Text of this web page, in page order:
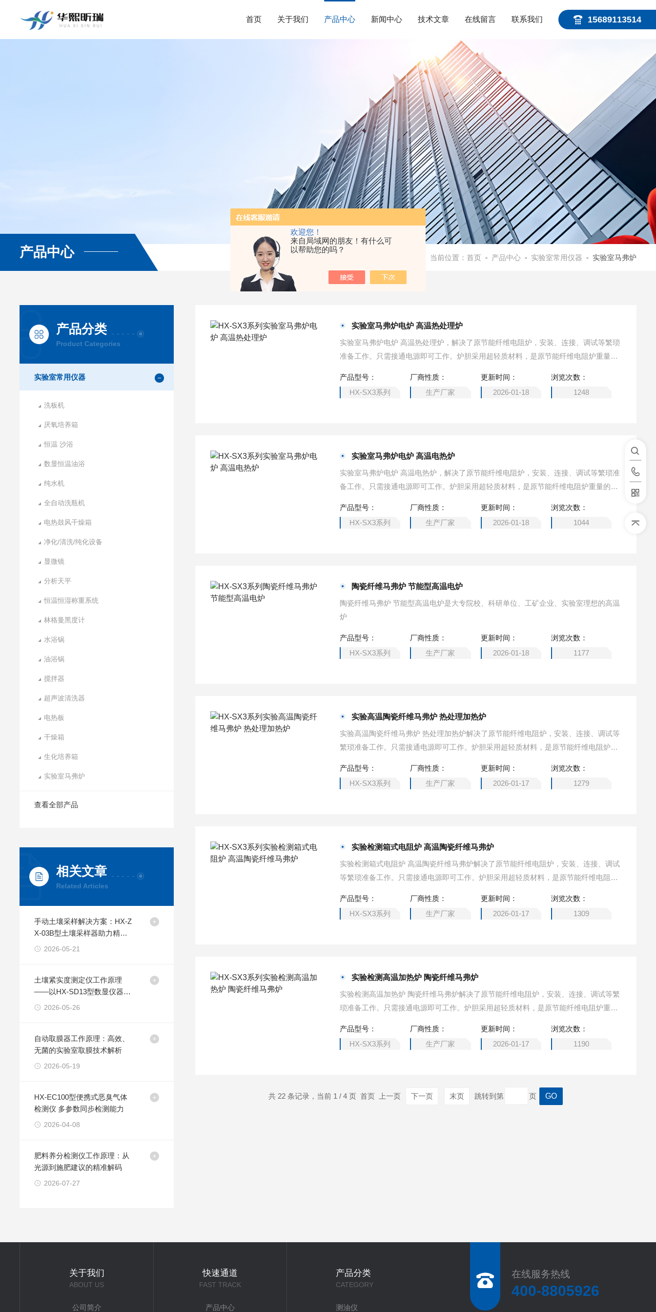
欢迎您！
来自局域网的朋友！有什么可
以帮助您的吗？
15689113514
首页 关于我们 产品中心 新闻中心 技术文章 在线留言 联系我们
产品中心 当前位置： 首页 - 产品中心- 实验室常用仪器 - 实验室马弗炉
产品分类
Product Categories
实验室常用仪器
洗板机
厌氧培养箱
恒温 沙浴
数显恒温油浴
纯水机
全自动洗瓶机
电热鼓风干燥箱
净化/清洗/纯化设备
显微镜
分析天平
恒温恒湿称重系统
林格曼黑度计
水浴锅
油浴锅
搅拌器
超声波清洗器
电热板
干燥箱
生化培养箱
实验室马弗炉
查看全部产品
相关文章
Related Articles
手动土壤采样解决方案：HX-Z
X-03B型土壤采样器助力精准
高效采样
2026-05-21
土壤紧实度测定仪工作原理
——以HX-SD13型数显仪器为
例
2026-05-26
自动取膜器工作原理：高效、
无菌的实验室取膜技术解析
2026-05-19
HX-EC100型便携式恶臭气体
检测仪 多参数同步检测能力
2026-04-08
肥料养分检测仪工作原理：从
光源到施肥建议的精准解码
2026-07-27
实验室马弗炉电炉 高温热处理炉
实验室马弗炉电炉 高温热处理炉，解决了原节能纤维电阻炉，安装、连接、调试等繁琐
准备工作。只需接通电源即可工作。炉胆采用超轻质材料，是原节能纤维电阻炉重量的
产品型号：
HX-SX3系列
厂商性质：
生产厂家
更新时间：
2026-01-18
浏览次数：
1248
实验室马弗炉电炉 高温电热炉
实验室马弗炉电炉 高温电热炉，解决了原节能纤维电阻炉，安装、连接、调试等繁琐准
备工作。只需接通电源即可工作。炉胆采用超轻质材料，是原节能纤维电阻炉重量的五
产品型号：
HX-SX3系列
厂商性质：
生产厂家
更新时间：
2026-01-18
浏览次数：
1044
陶瓷纤维马弗炉 节能型高温电炉
陶瓷纤维马弗炉 节能型高温电炉是大专院校、科研单位、工矿企业、实验室理想的高温
炉
产品型号：
HX-SX3系列
厂商性质：
生产厂家
更新时间：
2026-01-18
浏览次数：
1177
实验高温陶瓷纤维马弗炉 热处理加热炉
实验高温陶瓷纤维马弗炉 热处理加热炉解决了原节能纤维电阻炉，安装、连接、调试等
繁琐准备工作。只需接通电源即可工作。炉胆采用超轻质材料，是原节能纤维电阻炉重
产品型号：
HX-SX3系列
厂商性质：
生产厂家
更新时间：
2026-01-17
浏览次数：
1279
实验检测箱式电阻炉 高温陶瓷纤维马弗炉
实验检测箱式电阻炉 高温陶瓷纤维马弗炉解决了原节能纤维电阻炉，安装、连接、调试
等繁琐准备工作。只需接通电源即可工作。炉胆采用超轻质材料，是原节能纤维电阻炉
产品型号：
HX-SX3系列
厂商性质：
生产厂家
更新时间：
2026-01-17
浏览次数：
1309
实验检测高温加热炉 陶瓷纤维马弗炉
实验检测高温加热炉 陶瓷纤维马弗炉解决了原节能纤维电阻炉，安装、连接、调试等繁
琐准备工作。只需接通电源即可工作。炉胆采用超轻质材料，是原节能纤维电阻炉重量
产品型号：
HX-SX3系列
厂商性质：
生产厂家
更新时间：
2026-01-17
浏览次数：
1190
共 22 条记录，当前 1 / 4 页 首页 上一页 下一页 末页 跳转到第 页
关于我们
ABOUT US
公司简介
快速通道
FAST TRACK
产品中心
产品分类
CATEGORY
测油仪
在线服务热线
400-8805926